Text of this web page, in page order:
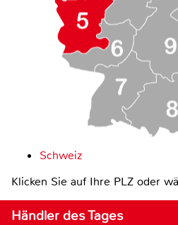
Schweiz
Klicken Sie auf Ihre PLZ oder
Händler des Tages